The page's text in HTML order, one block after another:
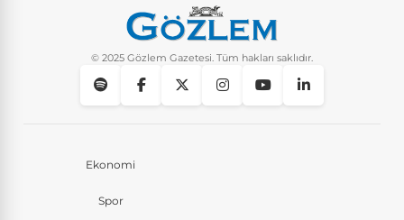
© 2025 Gözlem Gazetesi. Tüm hakları saklıdır.
Ekonomi
Spor